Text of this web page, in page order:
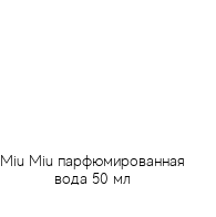
Miu Miu парфюмированная
вода 50 мл